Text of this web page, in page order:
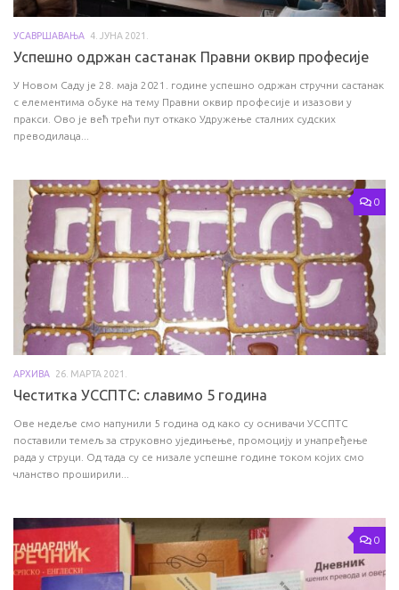
УСАВРШАВАЊА 4. ЈУНА 2021.
Успешно одржан састанак Правни оквир професије
У Новом Саду је 28. маја 2021. године успешно одржан стручни састанак
с елементима обуке на тему Правни оквир професије и изазови у
пракси. Ово је већ трећи пут откако Удружење сталних судских
преводилаца...
0
АРХИВА 26. МАРТА 2021.
Честитка УССПТС: славимо 5 година
Ове недеље смо напунили 5 година од како су оснивачи УССПТС
поставили темељ за струковно уједињење, промоцију и унапређење
рада у струци. Од тада су се низале успешне године током којих смо
чланство проширили...
0